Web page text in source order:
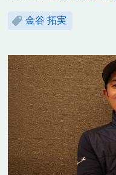
金谷 拓実